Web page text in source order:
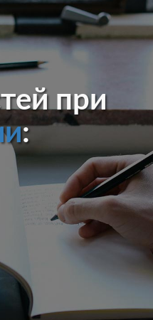
при
: